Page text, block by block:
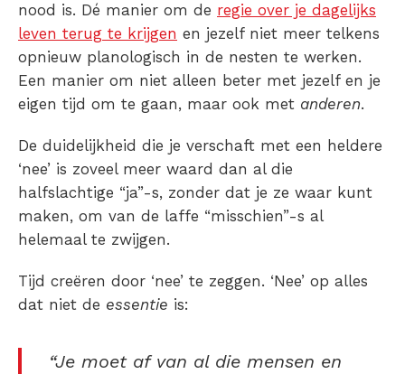
nood is. Dé manier om de regie over je dagelijks
leven terug te krijgen en jezelf niet meer telkens
opnieuw planologisch in de nesten te werken.
Een manier om niet alleen beter met jezelf en je
eigen tijd om te gaan, maar ook met anderen.
De duidelijkheid die je verschaft met een heldere
‘nee’ is zoveel meer waard dan al die
halfslachtige “ja”-s, zonder dat je ze waar kunt
maken, om van de laffe “misschien”-s al
helemaal te zwijgen.
Tijd creëren door ‘nee’ te zeggen. ‘Nee’ op alles
dat niet de essentie is:
“Je moet af van al die mensen en